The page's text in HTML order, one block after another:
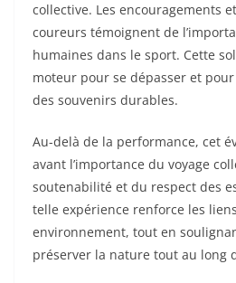
collective. Les encouragements
coureurs témoignent de
humaines dans le sport. Cette
moteur pour se dépasser et
des souvenirs durables.
Au-delà de la performance, cet
avant l’importance du voyage
soutenabilité et du respect des
telle expérience renforce les
environnement, tout en
préserver la nature tout au long